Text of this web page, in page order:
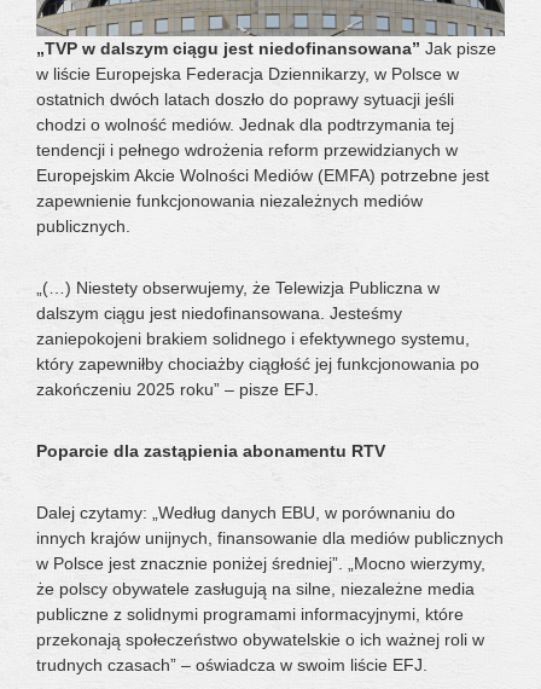
„TVP w dalszym ciągu jest niedofinansowana” Jak pisze
w liście Europejska Federacja Dziennikarzy, w Polsce w
ostatnich dwóch latach doszło do poprawy sytuacji jeśli
chodzi o wolność mediów. Jednak dla podtrzymania tej
tendencji i pełnego wdrożenia reform przewidzianych w
Europejskim Akcie Wolności Mediów (EMFA) potrzebne jest
zapewnienie funkcjonowania niezależnych mediów
publicznych.
„(…) Niestety obserwujemy, że Telewizja Publiczna w
dalszym ciągu jest niedofinansowana. Jesteśmy
zaniepokojeni brakiem solidnego i efektywnego systemu,
który zapewniłby chociażby ciągłość jej funkcjonowania po
zakończeniu 2025 roku” – pisze EFJ.
Poparcie dla zastąpienia abonamentu RTV
Dalej czytamy: „Według danych EBU, w porównaniu do
innych krajów unijnych, finansowanie dla mediów publicznych
w Polsce jest znacznie poniżej średniej”. „Mocno wierzymy,
że polscy obywatele zasługują na silne, niezależne media
publiczne z solidnymi programami informacyjnymi, które
przekonają społeczeństwo obywatelskie o ich ważnej roli w
trudnych czasach” – oświadcza w swoim liście EFJ.